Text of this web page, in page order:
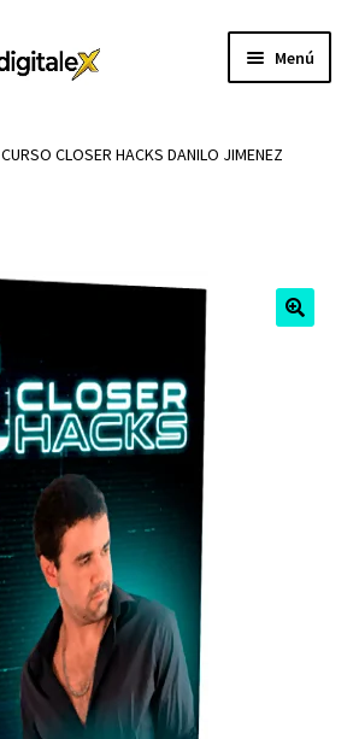
Menú
menú
hijo
CURSO CLOSER HACKS DANILO JIMENEZ